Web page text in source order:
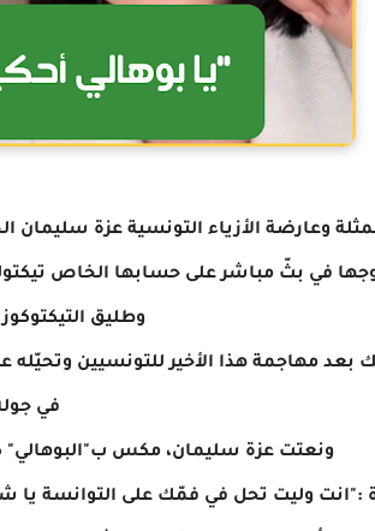
وعارضة الأزياء التونسية عزة
في بثّ مباشر على حسابها الخاص
وطليق
بعد مهاجمة هذا الأخير للتونسيين
في
ونعتت عزة سليمان، مكس
:"انت وليت تحل في فمّك على التوانسة يا